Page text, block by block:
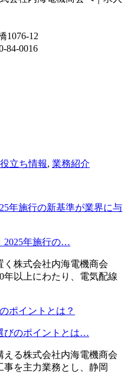
1076-12
84-0016
立ち情報, 業務紹介
2025年施行の…
株式会社内海電機商会
年以上にわたり、電気配線
びのポイントとは…
る株式会社内海電機商会
を主力業務とし、静岡